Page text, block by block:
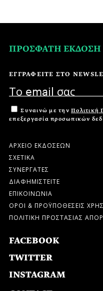
ΠΡΟΣΦΑΤΗ ΕΚΔΟΣΗ
ΕΓΓΡΑΦΕΙΤΕ ΣΤΟ
Συναινώ με την Πολιτική
επεξεργασία προσωπικών
ΑΡΧΕΙΟ ΕΚΔΟΣΕΩΝ
ΣΧΕΤΙΚΑ
ΣΥΝΕΡΓΑΤΕΣ
ΔΙΑΦΗΜΙΣΤΕΙΤΕ
ΕΠΙΚΟΙΝΩΝΙΑ
ΟΡΟΙ & ΠΡΟΫΠΟΘΕΣΕΙΣ
ΠΟΛΙΤΙΚΗ ΠΡΟΣΤΑΣΙΑΣ
FACEBOOK
TWITTER
INSTAGRAM